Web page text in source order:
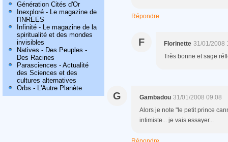
Génération Cités d'Or
Inexploré - Le magazine de
l'INREES
Infinité - Le magazine de la
spiritualité et des mondes
invisibles
Natives - Des Peuples -
Des Racines
Parasciences - Actualité
des Sciences et des
cultures alternatives
Orbs - L'Autre Planète
Répondre
F Florinette 31/01/2008
Très bonne et sage
G Gambadou 31/01/2008 09:08
Alors je note "le petit prince
intimiste... je vais essayer...